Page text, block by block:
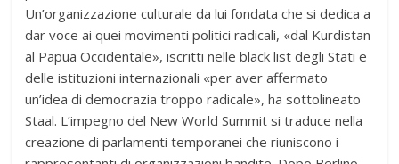
Un’organizzazione culturale da lui fondata che si dedica a
dar voce ai quei movimenti politici radicali, «dal Kurdistan
al Papua Occidentale», iscritti nelle black list degli Stati e
delle istituzioni internazionali «per aver affermato
un’idea di democrazia troppo radicale», ha sottolineato
Staal. L’impegno del New World Summit si traduce nella
creazione di parlamenti temporanei che riuniscono i